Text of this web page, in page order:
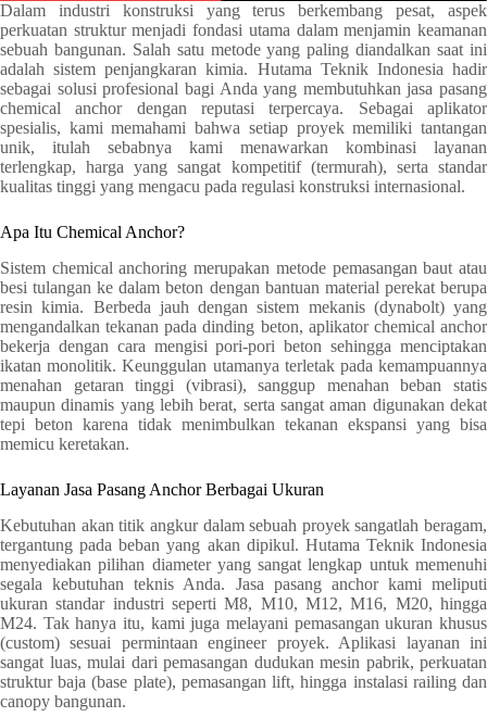
Dalam industri konstruksi yang terus berkembang pesat, aspek
perkuatan struktur menjadi fondasi utama dalam menjamin keamanan
sebuah bangunan. Salah satu metode yang paling diandalkan saat ini
adalah sistem penjangkaran kimia. Hutama Teknik Indonesia hadir
sebagai solusi profesional bagi Anda yang membutuhkan jasa pasang
chemical anchor dengan reputasi terpercaya. Sebagai aplikator
spesialis, kami memahami bahwa setiap proyek memiliki tantangan
unik, itulah sebabnya kami menawarkan kombinasi layanan
terlengkap, harga yang sangat kompetitif (termurah), serta standar
kualitas tinggi yang mengacu pada regulasi konstruksi internasional.
Apa Itu Chemical Anchor?
Sistem chemical anchoring merupakan metode pemasangan baut atau
besi tulangan ke dalam beton dengan bantuan material perekat berupa
resin kimia. Berbeda jauh dengan sistem mekanis (dynabolt) yang
mengandalkan tekanan pada dinding beton, aplikator chemical anchor
bekerja dengan cara mengisi pori-pori beton sehingga menciptakan
ikatan monolitik. Keunggulan utamanya terletak pada kemampuannya
menahan getaran tinggi (vibrasi), sanggup menahan beban statis
maupun dinamis yang lebih berat, serta sangat aman digunakan dekat
tepi beton karena tidak menimbulkan tekanan ekspansi yang bisa
memicu keretakan.
Layanan Jasa Pasang Anchor Berbagai Ukuran
Kebutuhan akan titik angkur dalam sebuah proyek sangatlah beragam,
tergantung pada beban yang akan dipikul. Hutama Teknik Indonesia
menyediakan pilihan diameter yang sangat lengkap untuk memenuhi
segala kebutuhan teknis Anda. Jasa pasang anchor kami meliputi
ukuran standar industri seperti M8, M10, M12, M16, M20, hingga
M24. Tak hanya itu, kami juga melayani pemasangan ukuran khusus
(custom) sesuai permintaan engineer proyek. Aplikasi layanan ini
sangat luas, mulai dari pemasangan dudukan mesin pabrik, perkuatan
struktur baja (base plate), pemasangan lift, hingga instalasi railing dan
canopy bangunan.